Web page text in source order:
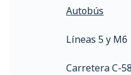
Autobús
Líneas 5 y M6
Carretera C-58